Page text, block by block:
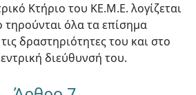
Κτήριο του ΚΕ.Μ.Ε. λογίζεται
τηρούνται όλα τα επίσημα
δραστηριότητες του και στο
διεύθυνσή του.